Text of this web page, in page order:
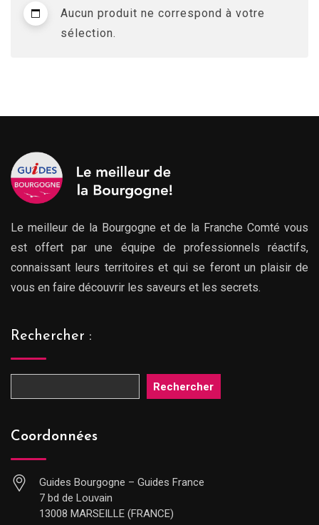
Aucun produit ne correspond à votre
sélection.
Le meilleur de la Bourgogne et de la Franche Comté vous
est offert par une équipe de professionnels réactifs,
connaissant leurs territoires et qui se feront un plaisir de
vous en faire découvrir les saveurs et les secrets.
Rechercher :
Rechercher
Coordonnées
Guides Bourgogne – Guides France
7 bd de Louvain
13008 MARSEILLE (FRANCE)